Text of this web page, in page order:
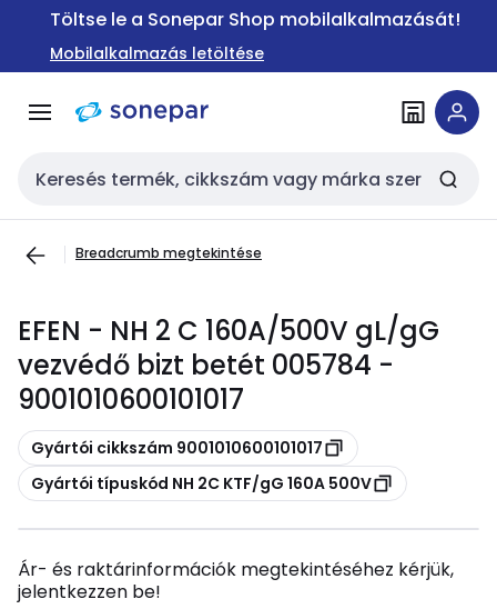
Ugrás a
Ugrás a
tartalomra
Töltse le a Sonepar Shop mobilalkalmazását!
Mobilalkalmazás letöltése
Keresési bemenet
Breadcrumb megtekintése
EFEN - NH 2 C 160A/500V gL/gG
vezvédő bizt betét 005784 -
9001010600101017
Másolás
Gyártói cikkszám 9001010600101017
Másolás
Gyártói típuskód NH 2C KTF/gG 160A 500V
Ár- és raktárinformációk megtekintéséhez kérjük,
jelentkezzen be!